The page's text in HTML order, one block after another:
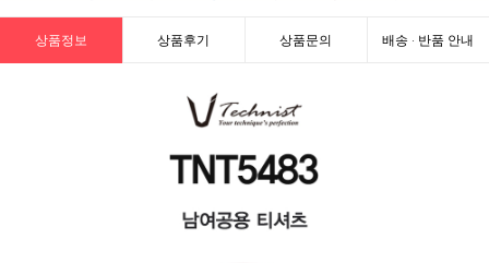
상품정보 상품후기 상품문의 배송 · 반품 안내